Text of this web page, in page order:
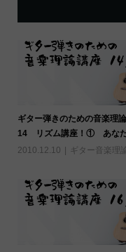
ギター弾きのための音楽理
14 リズム講座！① あな
2010.12.10
ギター音楽理